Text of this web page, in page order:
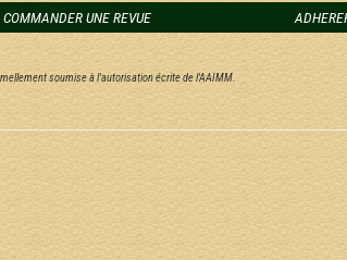
COMMANDER UNE REVUE
soumise à l'autorisation écrite de l'AAIMM.